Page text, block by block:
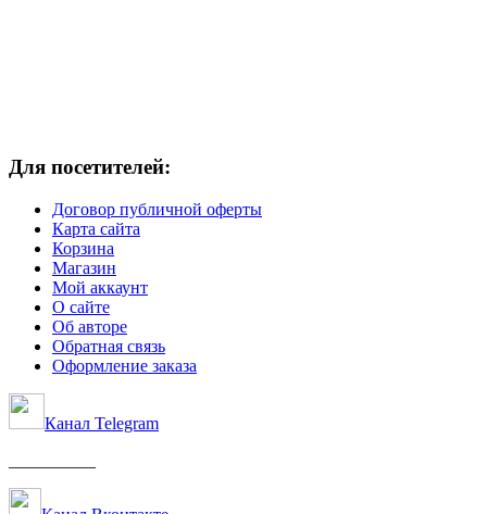
Для посетителей:
Договор публичной оферты
Карта сайта
Корзина
Магазин
Мой аккаунт
О сайте
Об авторе
Обратная связь
Оформление заказа
Канал Telegram